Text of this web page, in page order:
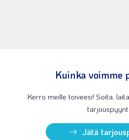
Kuinka voimme
Kerro meille toiveesi! Soita,
Jätä